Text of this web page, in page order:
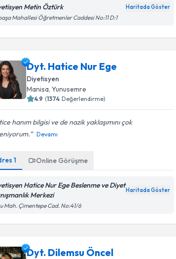
Metin Öztürk Haritada Göster
Mahallesi Öğretmenler Caddesi No:11 D:1
Dyt. Hatice Nur Ege
Diyetisyen
Manisa ,Yunusemre
4.9 (1374 Değerlendirme)
hanım bilgisi ve de nazik yaklaşımını çok
Devamı
1 Online Görüşme
Hatice Nur Ege Beslenme ve Diyet
Merkezi
Haritada Göster
Mah. Çimentepe Cad. No:41/6
Dyt. Dilemsu Öncel